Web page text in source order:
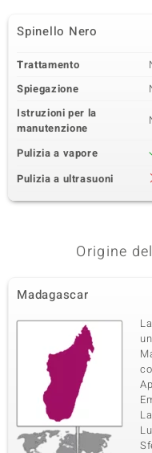
Spinello Nero
Trattamento
Spiegazione
Istruzioni per la
manutenzione
Pulizia a vapore
Pulizia a ultrasuoni
Origine
Madagascar